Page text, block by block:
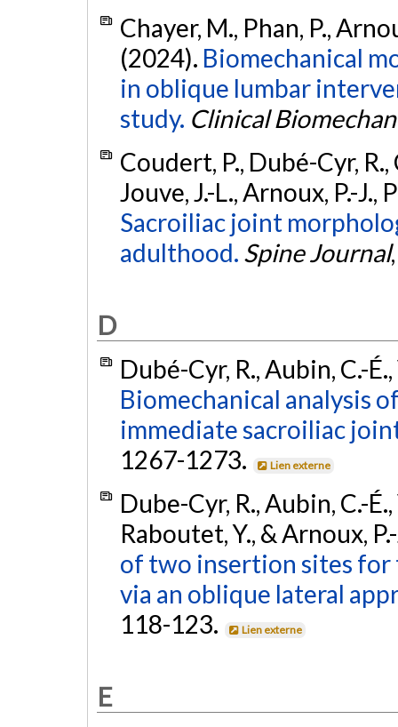
Chayer, M., Phan, P.,
(2024). Biomechanical
in oblique lumbar
study. Clinical
Coudert, P., Dubé-Cyr,
Jouve, J.-L., Arnoux, P.-J.,
Sacroiliac joint
adulthood. Spine Journal
D
Dubé-Cyr, R., Aubin, C.-
Biomechanical analysis
immediate sacroiliac
1267-1273.
Lien externe
Dube-Cyr, R., Aubin, C.-
Raboutet, Y., & Arnoux,
of two insertion sites
via an oblique lateral
118-123.
Lien externe
E